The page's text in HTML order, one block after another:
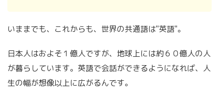
いままでも、これからも、世界の共通語は"英語"。
日本人はおよそ１億人ですが、地球上には約６０億人の人
が暮らしています。英語で会話ができるようになれば、人
生の幅が想像以上に広がるんです。